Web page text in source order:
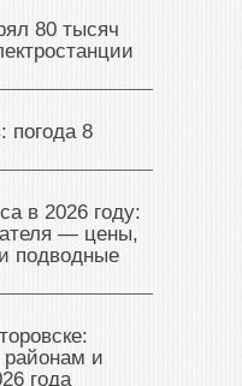
80 тысяч
погода 8
в 2026 году:
— цены,
подводные
и
года